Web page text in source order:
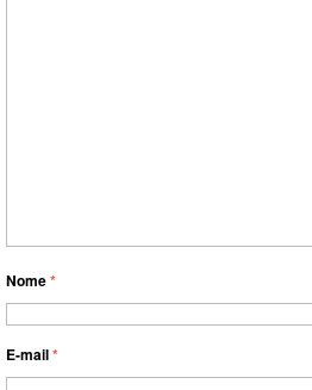
Nome*
E-mail*